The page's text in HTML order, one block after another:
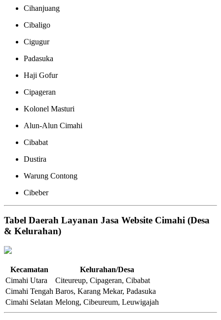
Cihanjuang
Cibaligo
Cigugur
Padasuka
Haji Gofur
Cipageran
Kolonel Masturi
Alun-Alun Cimahi
Cibabat
Dustira
Warung Contong
Cibeber
Tabel Daerah Layanan Jasa Website Cimahi (Desa
& Kelurahan)
Kecamatan
Kelurahan/Desa
Cimahi Utara
Citeureup, Cipageran, Cibabat
Cimahi Tengah Baros, Karang Mekar, Padasuka
Cimahi Selatan Melong, Cibeureum, Leuwigajah